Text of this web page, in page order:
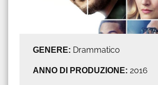
GENERE: Drammatico
ANNO DI PRODUZIONE: 2016